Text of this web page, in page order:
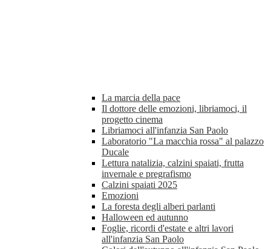
La marcia della pace
Il dottore delle emozioni, libriamoci, il
progetto cinema
Libriamoci all'infanzia San Paolo
Laboratorio "La macchia rossa" al palazzo
Ducale
Lettura natalizia, calzini spaiati, frutta
invernale e pregrafismo
Calzini spaiati 2025
Emozioni
La foresta degli alberi parlanti
Halloween ed autunno
Foglie, ricordi d'estate e altri lavori
all'infanzia San Paolo